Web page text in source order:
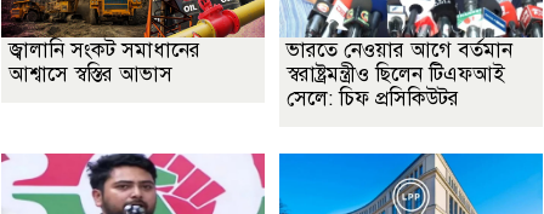
জ্বালানি সংকট সমাধানের
আশ্বাসে স্বস্তির আভাস
ভারতে নেওয়ার আগে বর্তমান
স্বরাষ্ট্রমন্ত্রীও ছিলেন টিএফআই
সেলে: চিফ প্রসিকিউটর